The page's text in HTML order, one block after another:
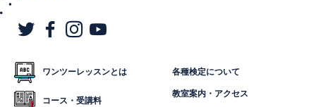
ワンツーレッスンとは
コース・受講料
各種検定について
教室案内・アクセス